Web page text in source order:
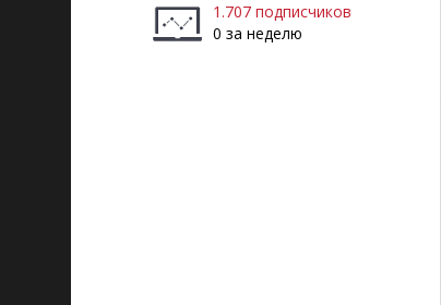
1.707 подписчиков
0 за неделю